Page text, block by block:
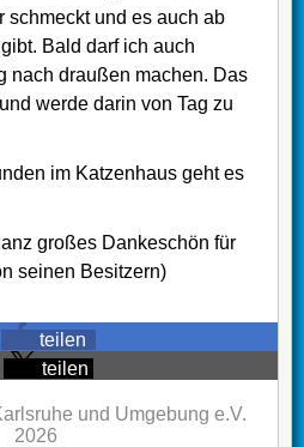
schmeckt und es auch ab
Bald darf ich auch
nach draußen machen. Das
werde darin von Tag zu
im Katzenhaus geht es
großes Dankeschön für
seinen Besitzern)
teilen
teilen
und Umgebung e.V.
2026